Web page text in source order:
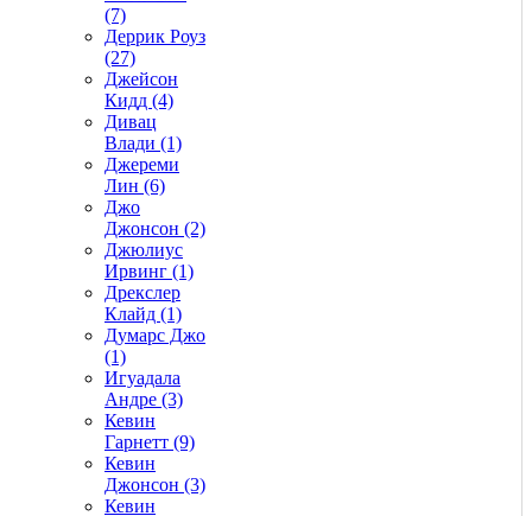
(7)
Деррик Роуз
(27)
Джейсон
Кидд (4)
Дивац
Влади (1)
Джереми
Лин (6)
Джо
Джонсон (2)
Джюлиус
Ирвинг (1)
Дрекслер
Клайд (1)
Думарс Джо
(1)
Игуадала
Андре (3)
Кевин
Гарнетт (9)
Кевин
Джонсон (3)
Кевин